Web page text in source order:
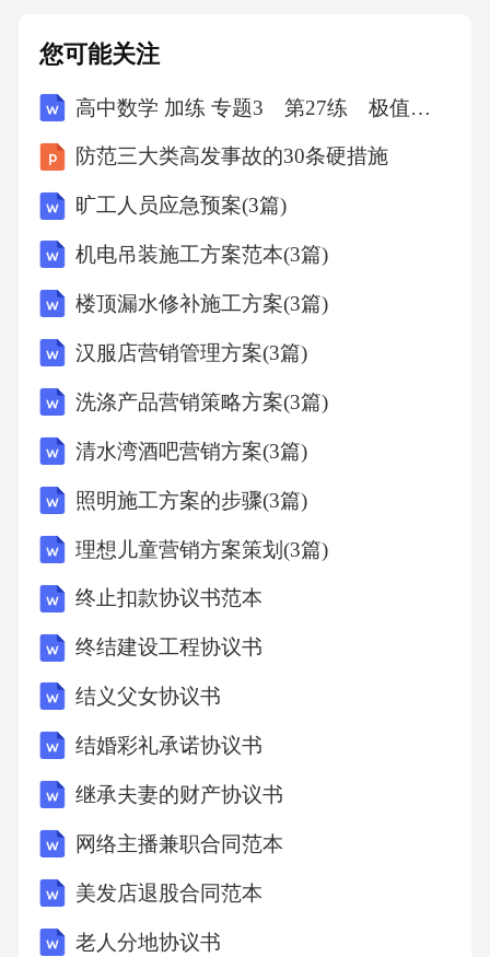
决均适用中华人民共和国法律。2.双方在本协议
履行过程中如发生争议，应首先通过友好协商
解决；协商不成的，任何一方均有权向有管辖
自双方签字（或盖章）之日起生效，一式两
份，甲乙双方各执一份，具有同等法律效力。
您可能关注
高中数学 加练 专题3 第27练 极值点偏移(一)
防范三大类高发事故的30条硬措施
旷工人员应急预案(3篇)
机电吊装施工方案范本(3篇)
楼顶漏水修补施工方案(3篇)
汉服店营销管理方案(3篇)
洗涤产品营销策略方案(3篇)
清水湾酒吧营销方案(3篇)
照明施工方案的步骤(3篇)
理想儿童营销方案策划(3篇)
终止扣款协议书范本
终结建设工程协议书
结义父女协议书
结婚彩礼承诺协议书
继承夫妻的财产协议书
网络主播兼职合同范本
美发店退股合同范本
老人分地协议书